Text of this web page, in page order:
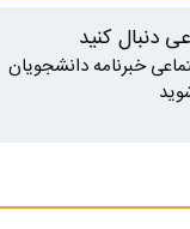
دنبال کنید
خبرنامه دانشجویان